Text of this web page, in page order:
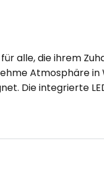
alle, die ihrem
Atmosphäre
Die integrierte